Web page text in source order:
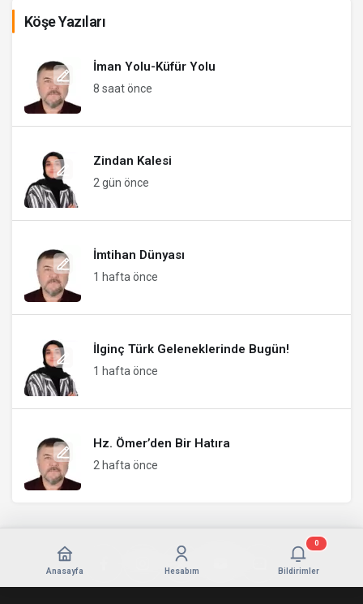
Köşe Yazıları
İman Yolu-Küfür Yolu
8 saat önce
Zindan Kalesi
2 gün önce
İmtihan Dünyası
1 hafta önce
İlginç Türk Geleneklerinde Bugün!
1 hafta önce
Hz. Ömer’den Bir Hatıra
2 hafta önce
Anasayfa Hesabım Bildirimler
0